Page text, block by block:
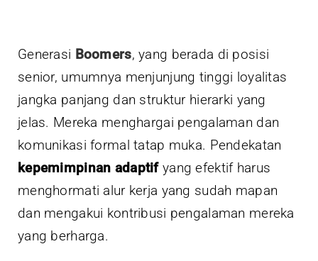
Generasi Boomers, yang berada di posisi
senior, umumnya menjunjung tinggi loyalitas
jangka panjang dan struktur hierarki yang
jelas. Mereka menghargai pengalaman dan
komunikasi formal tatap muka. Pendekatan
kepemimpinan adaptifyang efektif harus
menghormati alur kerja yang sudah mapan
dan mengakui kontribusi pengalaman mereka
yang berharga.